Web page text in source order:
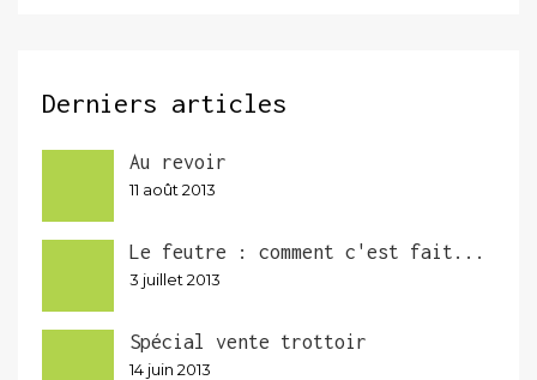
Derniers articles
Au revoir
11 août 2013
Le feutre : comment c'est fait...
3 juillet 2013
Spécial vente trottoir
14 juin 2013